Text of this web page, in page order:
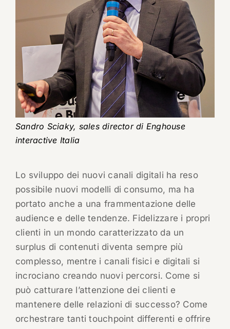
Sandro Sciaky, sales director di Enghouse
interactive Italia
Lo sviluppo dei nuovi canali digitali ha reso
possibile nuovi modelli di consumo, ma ha
portato anche a una frammentazione delle
audience e delle tendenze. Fidelizzare i propri
clienti in un mondo caratterizzato da un
surplus di contenuti diventa sempre più
complesso, mentre i canali fisici e digitali si
incrociano creando nuovi percorsi. Come si
può catturare l’attenzione dei clienti e
mantenere delle relazioni di successo? Come
orchestrare tanti touchpoint differenti e offrire